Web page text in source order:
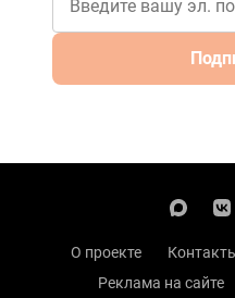
О проекте
Реклама на сайте